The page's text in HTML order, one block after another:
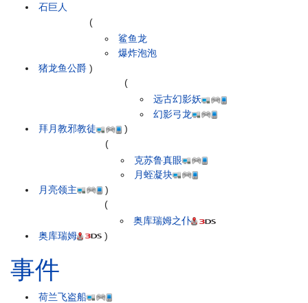
石巨人
猪龙鱼公爵
(
鲨鱼龙
爆炸泡泡
)
拜月教邪教徒
(
远古幻影妖
幻影弓龙
)
月亮领主
(
克苏鲁真眼
月蛭凝块
)
奥库瑞姆
(
奥库瑞姆之仆
)
事件
荷兰飞盗船